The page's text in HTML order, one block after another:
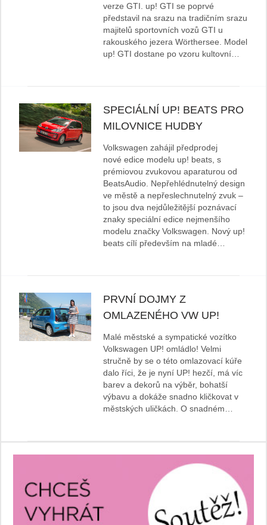
verze GTI. up! GTI se poprvé
představil na srazu na tradičním srazu
majitelů sportovních vozů GTI u
rakouského jezera Wörthersee. Model
up! GTI dostane po vzoru kultovní…
SPECIÁLNÍ UP! BEATS PRO
MILOVNICE HUDBY
Volkswagen zahájil předprodej
nové edice modelu up! beats, s
prémiovou zvukovou aparaturou od
BeatsAudio. Nepřehlédnutelný design
ve městě a nepřeslechnutelný zvuk –
to jsou dva nejdůležitější poznávací
znaky speciální edice nejmenšího
modelu značky Volkswagen. Nový up!
beats cílí především na mladé…
PRVNÍ DOJMY Z
OMLAZENÉHO VW UP!
Malé městské a sympatické vozítko
Volkswagen UP! omládlo! Velmi
stručně by se o této omlazovací kúře
dalo říci, že je nyní UP! hezčí, má víc
barev a dekorů na výběr, bohatší
výbavu a dokáže snadno kličkovat v
městských uličkách. O snadném…